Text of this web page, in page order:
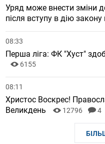
Уряд може внести зміни
після вступу в дію закону
08:33
Перша ліга: ФК "Хуст"
6155
08:11
Христос Воскрес!
Великдень
12796 4